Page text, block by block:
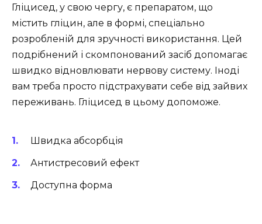
Гліцисед, у свою чергу, є препаратом, що
містить гліцин, але в формі, спеціально
розробленій для зручності використання. Цей
подрібнений і скомпонований засіб допомагає
швидко відновлювати нервову систему. Іноді
вам треба просто підстрахувати себе від зайвих
переживань. Гліцисед в цьому допоможе.
Швидка абсорбція
Антистресовий ефект
Доступна форма